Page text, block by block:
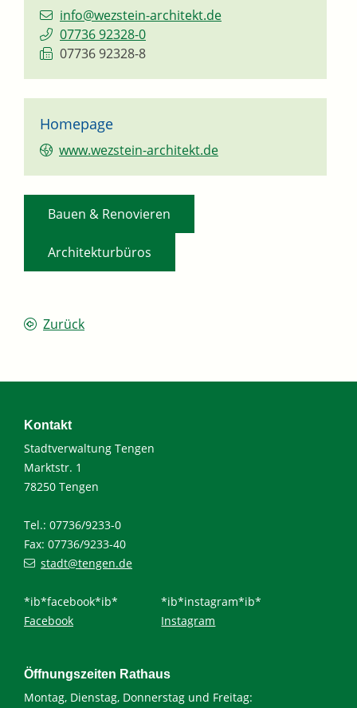
info@wezstein-architekt.de
07736 92328-0
07736 92328-8
Homepage
www.wezstein-architekt.de
Bauen & Renovieren
Architekturbüros
Zurück
Kontakt
Stadtverwaltung Tengen
Marktstr. 1
78250 Tengen
Tel.: 07736/9233-0
Fax: 07736/9233-40
stadt@tengen.de
*ib*facebook*ib*
Facebook
*ib*instagram*ib*
Instagram
Öffnungszeiten Rathaus
Montag, Dienstag, Donnerstag und Freitag: